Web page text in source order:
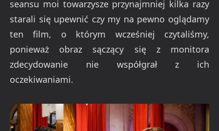
seansu moi towarzysze przynajmniej kilka razy
starali się upewnić czy my na pewno oglądamy
ten film, o którym wcześniej czytaliśmy,
ponieważ obraz sączący się z monitora
zdecydowanie nie współgrał z ich
oczekiwaniami.